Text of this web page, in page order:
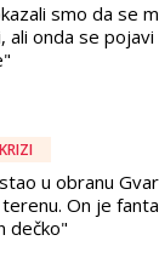
smo da se
ali onda se pojavi
u obranu
On je
dečko"